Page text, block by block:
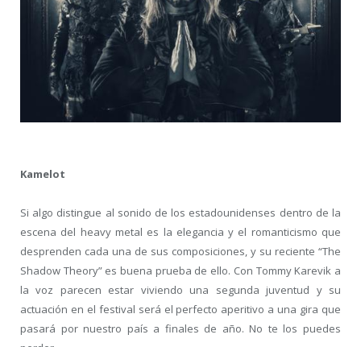
Kamelot
Si algo distingue al sonido de los estadounidenses dentro de la
escena del heavy metal es la elegancia y el romanticismo que
desprenden cada una de sus composiciones, y su reciente “The
Shadow Theory” es buena prueba de ello. Con Tommy Karevik a
la voz parecen estar viviendo una segunda juventud y su
actuación en el festival será el perfecto aperitivo a una gira que
pasará por nuestro país a finales de año. No te los puedes